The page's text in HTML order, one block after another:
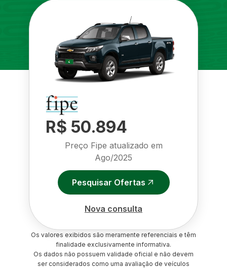
R$ 50.894
Preço Fipe atualizado em
Ago/2025
Pesquisar Ofertas
Nova consulta
Os valores exibidos são meramente referenciais e têm
finalidade exclusivamente informativa.
Os dados não possuem validade oficial e não devem
ser considerados como uma avaliação de veículos